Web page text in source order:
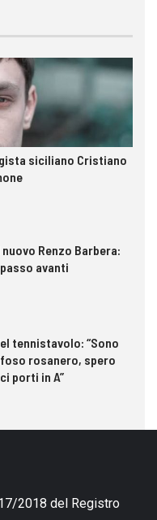
siciliano Cristiano
Renzo Barbera:
avanti
tennistavolo: “Sono
rosanero, spero
porti in A”
2018 del Registro